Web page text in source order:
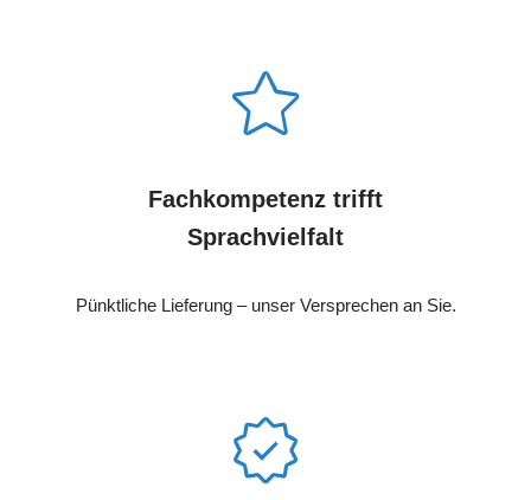
Fachkompetenz trifft
Sprachvielfalt
Pünktliche Lieferung – unser Versprechen an Sie.